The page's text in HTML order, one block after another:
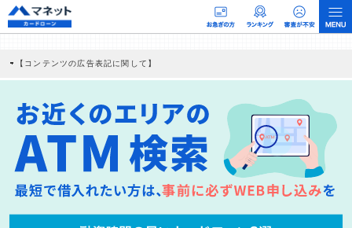
【コンテンツの広告表記に関して】
社に対して企業から紹介報酬が支払われるという収益モデルです。 ただし、特定の
商品を根拠なくPRするものではなく、当編集部の調査／ユーザーへの口コミ収集な
どに基づき、公平性を担保した情報提供を行っています。
>提携企業一覧